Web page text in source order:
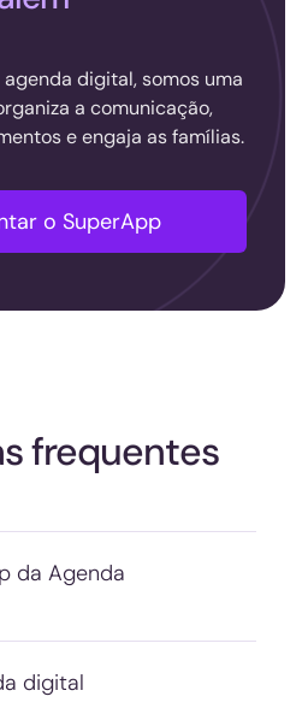
digital, somos uma
a comunicação,
e engaja as famílias.
o SuperApp
frequentes
da Agenda
Edu é uma
em
escolas
digital